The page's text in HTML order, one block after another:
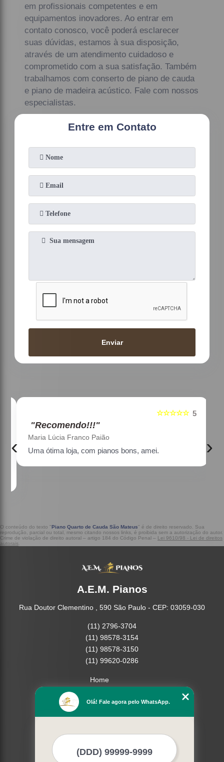
em profissionais competentes e em
equipamentos inovadores. Ao entrar em
contato conosco, você poderá esclarecer
suas dúvidas, estamos à sua disposição,
através de um atendimento cuidadoso e
comprometido com a sua satisfação. Também
trabalhamos com conserto de piano de cauda
e piano de madeira acústico. Fale com nossos
especialistas.
Entre em Contato
Enviar
5
☆☆☆☆☆
"Recomendo!!!"
Maria Lúcia Franco Paião
Uma ótima loja, com pianos bons, amei.
‹ ›
O conteúdo do texto "Piano Quarto de Cauda São Mateus" é de direito reservado. Sua
reprodução, parcial ou total, mesmo citando nossos links, é proibida sem a autorização do autor.
Crime de violação de direito autoral – artigo 184 do Código Penal – Lei 9610/98 - Lei de direitos
autorais
A.E.M. Pianos
Rua Doutor Clementino , 590 São Paulo - CEP: 03059-030
(11) 2796-3704
(11) 98578-3154
(11) 98578-3150
(11) 99620-0286
Home
Missão
Mais Serviços
Olá! Fale agora pelo WhatsApp.